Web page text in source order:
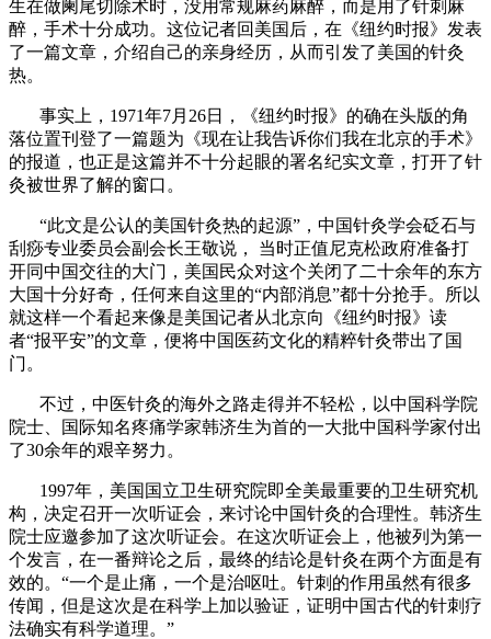
生在做阑尾切除术时，没用常规麻药麻醉，而是用了针刺麻
醉，手术十分成功。这位记者回美国后，在《纽约时报》发表
了一篇文章，介绍自己的亲身经历，从而引发了美国的针灸
热。
事实上，1971年7月26日，《纽约时报》的确在头版的角
落位置刊登了一篇题为《现在让我告诉你们我在北京的手术》
的报道，也正是这篇并不十分起眼的署名纪实文章，打开了针
灸被世界了解的窗口。
“此文是公认的美国针灸热的起源”，中国针灸学会砭石与
刮痧专业委员会副会长王敬说， 当时正值尼克松政府准备打
开同中国交往的大门，美国民众对这个关闭了二十余年的东方
大国十分好奇，任何来自这里的“内部消息”都十分抢手。所以
就这样一个看起来像是美国记者从北京向《纽约时报》读
者“报平安”的文章，便将中国医药文化的精粹针灸带出了国
门。
不过，中医针灸的海外之路走得并不轻松，以中国科学院
院士、国际知名疼痛学家韩济生为首的一大批中国科学家付出
了30余年的艰辛努力。
1997年，美国国立卫生研究院即全美最重要的卫生研究机
构，决定召开一次听证会，来讨论中国针灸的合理性。韩济生
院士应邀参加了这次听证会。在这次听证会上，他被列为第一
个发言，在一番辩论之后，最终的结论是针灸在两个方面是有
效的。“一个是止痛，一个是治呕吐。针刺的作用虽然有很多
传闻，但是这次是在科学上加以验证，证明中国古代的针刺疗
法确实有科学道理。”